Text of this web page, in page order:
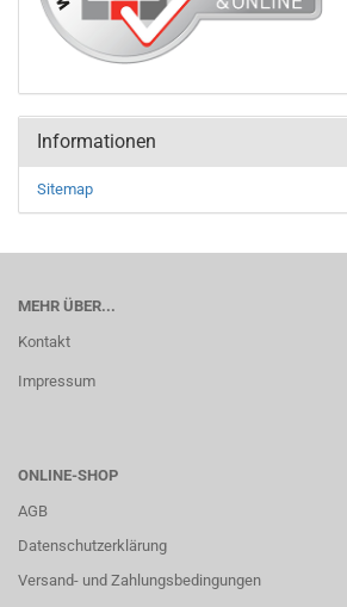
Informationen
Sitemap
MEHR ÜBER...
Kontakt
Impressum
ONLINE-SHOP
AGB
Datenschutzerklärung
Versand- und Zahlungsbedingungen